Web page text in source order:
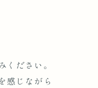
ださい。
感じながら